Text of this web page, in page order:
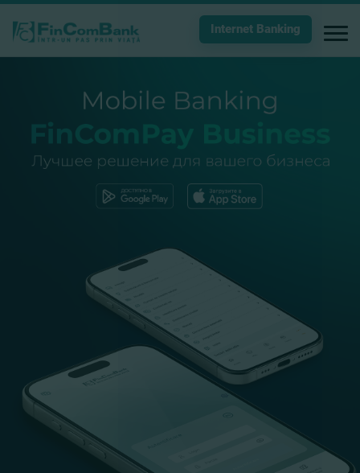
Internet Banking